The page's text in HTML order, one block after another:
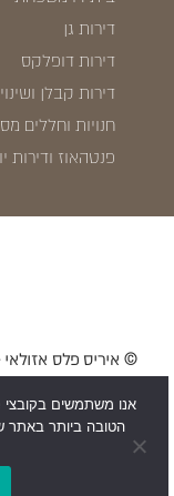
דירות גן
דירות דופלקס
דירות קבלן
חנויות וחללים
פנטהאוז ודירות
© איריס פלס אזולאי –
הטובה ביותר